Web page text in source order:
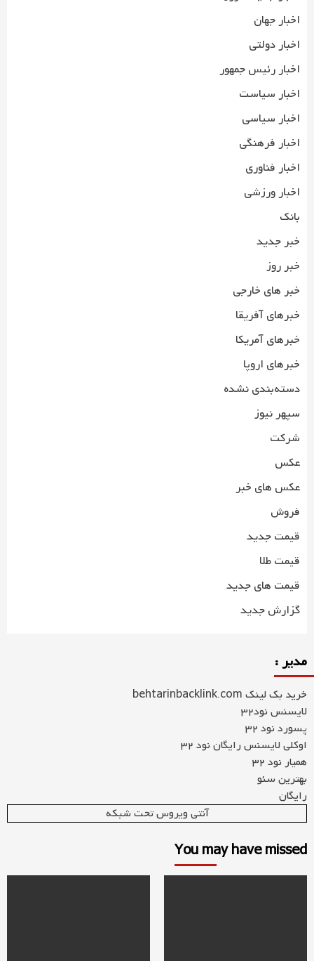
اخبار جهان
اخبار دولتی
اخبار رئیس جمهور
اخبار سیاست
اخبار سیاسی
اخبار فرهنگی
اخبار فناوری
اخبار ورزشی
بانک
خبر جدید
خبر روز
خبر های خارجی
خبرهای آفریقا
خبرهای آمریکا
خبرهای اروپا
دسته‌بندی نشده
سپهر نیوز
شرکت
عکس
عکس های خبر
فروش
قیمت جدید
قیمت طلا
قیمت های جدید
گزارش جدید
مدیر :
خرید بک لینک behtarinbacklink.com
لایسنس نود32
پسورد نود 32
اوکلی لایسنس رایگان نود 32
همیار نود 32
بهترین سئو
رایگان
آنتی ویروس تحت شبکه
You may have missed